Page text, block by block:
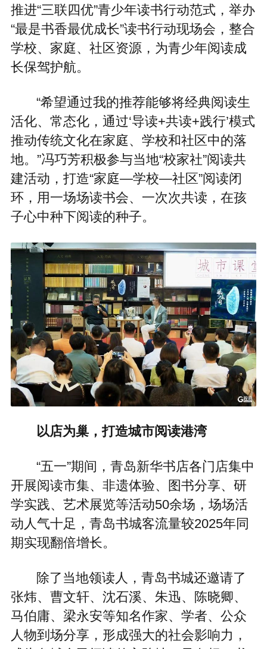
推进“三联四优”青少年读书行动范式，举办
“最是书香最优成长”读书行动现场会，整合
学校、家庭、社区资源，为青少年阅读成
长保驾护航。
“希望通过我的推荐能够将‌经典阅读生
活化、常态化‌，通过‘导读+共读+践行’模式
推动传统文化在家庭、学校和社区中的落
地。”冯巧芳积极参与当地“校家社”阅读共
建活动，打造“家庭—学校—社区”阅读闭
环，用一场场读书会、一次次共读，在孩
子心中种下阅读的种子。
以店为巢，打造城市阅读港湾
“五一”期间，青岛新华书店各门店集中
开展阅读市集、非遗体验、图书分享、研
学实践、艺术展览等活动50余场，场场活
动人气十足，青岛书城客流量较2025年同
期实现翻倍增长。
除了当地领读人，青岛书城还邀请了
张炜、曹文轩、沈石溪、朱迅、陈晓卿、
马伯庸、梁永安等知名作家、学者、公众
人物到场分享，形成强大的社会影响力，